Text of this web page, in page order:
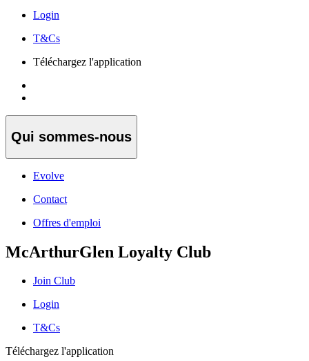
Login
T&Cs
Téléchargez l'application
Qui sommes-nous
Evolve
Contact
Offres d'emploi
McArthurGlen Loyalty Club
Join Club
Login
T&Cs
Téléchargez l'application